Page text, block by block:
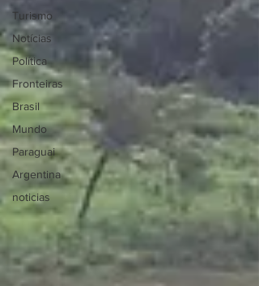
Turismo
Notícias
Política
Fronteiras
Brasil
Mundo
Paraguai
Argentina
noticias